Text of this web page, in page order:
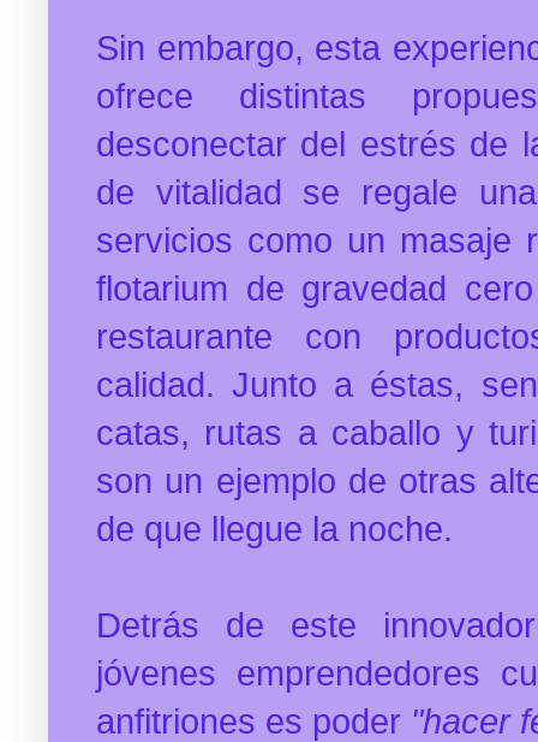
Sin embargo, esta
ofrece distintas
desconectar del estrés de
de vitalidad se regale
servicios como un masaje
flotarium de gravedad
restaurante con
calidad. Junto a éstas, s
catas, rutas a caballo y
son un ejemplo de otras
de que llegue la noche.
Detrás de este
jóvenes emprendedores
anfitriones es poder "hacer